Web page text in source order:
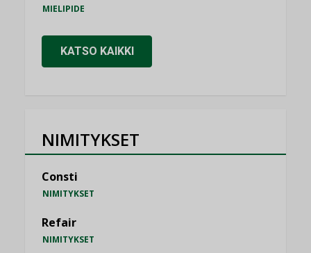
MIELIPIDE
KATSO KAIKKI
NIMITYKSET
Consti
NIMITYKSET
Refair
NIMITYKSET